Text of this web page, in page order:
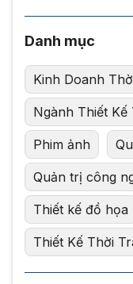
Danh mục
Kinh Doanh
Ngành Thiết Kế
Phim ảnh
Quản trị công
Thiết kế đồ họa
Thiết Kế Thời